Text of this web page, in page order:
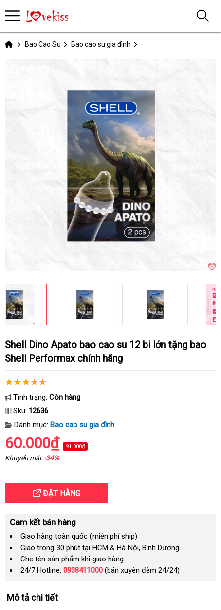
Bao Cao Su Bao cao su gia đình
Shell Dino Apato bao cao su 12 bi lớn tặng bao
Shell Performax chính hãng
Tình trạng: Còn hàng
Sku: 12636
Danh mục: Bao cao su gia đình
60.000₫ 91.000₫
Khuyến mãi:-34%
ĐẶT HÀNG
Cam kết bán hàng
Giao hàng toàn quốc (miễn phí ship)
Giao trong 30 phút tại HCM & Hà Nội, Bình Dương
Che tên sản phẩm khi giao hàng
24/7 Hotline: 0938411000 (bán xuyên đêm 24/24)
Mô tả chi tiết